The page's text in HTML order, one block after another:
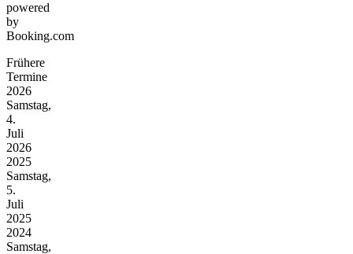
powered
by
Booking.com
Frühere
Termine
2026
Samstag,
4.
Juli
2026
2025
Samstag,
5.
Juli
2025
2024
Samstag,